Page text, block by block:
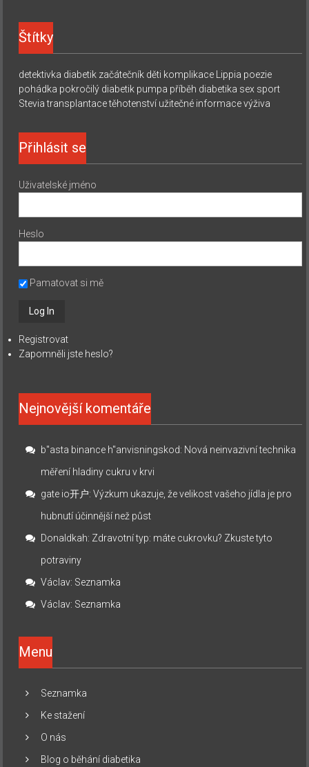
Štítky
detektivka diabetik začátečník děti komplikace Lippia poezie
pohádka pokročilý diabetik pumpa příběh diabetika sex sport
Stevia transplantace těhotenství užitečné informace výživa
Přihlásit se
Uživatelské jméno
Heslo
Pamatovat si mě
Registrovat
Zapomněli jste heslo?
Nejnovější komentáře
b"asta binance h"anvisningskod: Nová neinvazivní technika
měření hladiny cukru v krvi
gate io开户:Výzkum ukazuje, že velikost vašeho jídla je pro
hubnutí účinnější než půst
Donaldkah: Zdravotní typ: máte cukrovku? Zkuste tyto
potraviny
Václav: Seznamka
Václav: Seznamka
Menu
Seznamka
Ke stažení
O nás
Blog o běhání diabetika